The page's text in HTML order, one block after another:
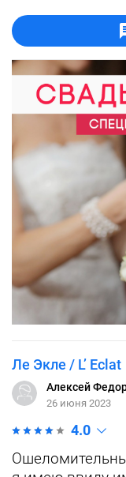
Ле Экле / L’ Eclat
Алексей
26 июня 2023
4.0